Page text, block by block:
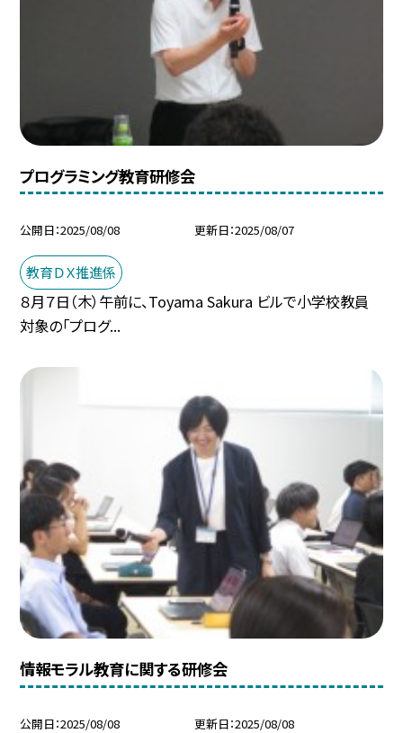
プログラミング教育研修会
公開日 2025/08/08 更新日 2025/08/07
教育ＤＸ推進係
８月７日（木）午前に、Toyama Sakura ビルで小学校教員
対象の「プログ...
情報モラル教育に関する研修会
公開日 2025/08/08 更新日 2025/08/08